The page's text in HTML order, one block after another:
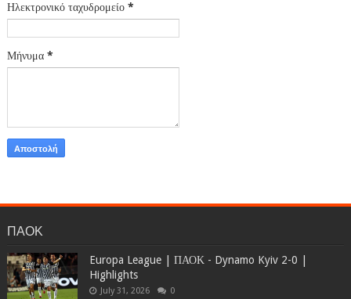
Ηλεκτρονικό ταχυδρομείο *
Μήνυμα *
ΠΑΟΚ
Europa League | ΠΑΟΚ - Dynamo Kyiv 2-0 |
Highlights
July 31, 2026 0